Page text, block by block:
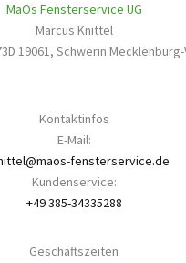
MaOs Fensterservice UG
Marcus Knittel
19061, Schwerin
Kontaktinfos
E-Mail:
fensterservice.de
Kundenservice:
+49 385-34335288
Geschäftszeiten